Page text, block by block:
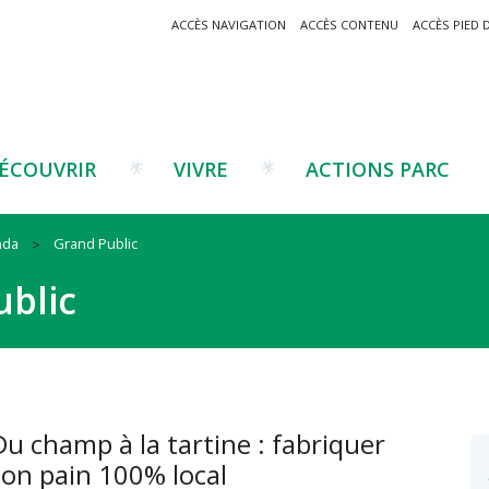
ACCÈS NAVIGATION ACCÈS CONTENU ACCÈS PIED
Musées et sites
VIVRE
Un projet ?
marque Valeurs Parc
ACTIONS PARC
Forêt-bois
Grand Public
champ à la tartine : fabriquer
pain 100% local